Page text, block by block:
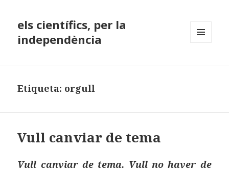
els científics, per la
independència
Etiqueta: orgull
Vull canviar de tema
Vull canviar de tema. Vull no haver de